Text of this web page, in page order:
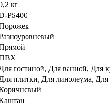
кг
PS400
Для гостиной, Для ванной, Для
Для плитки, Для линолеума, Для